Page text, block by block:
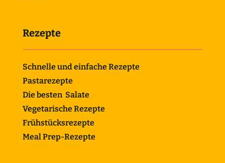
Rezepte
Schnelle und einfache Rezepte
Pastarezepte
Die besten Salate
Vegetarische Rezepte
Frühstücksrezepte
Meal Prep-Rezepte